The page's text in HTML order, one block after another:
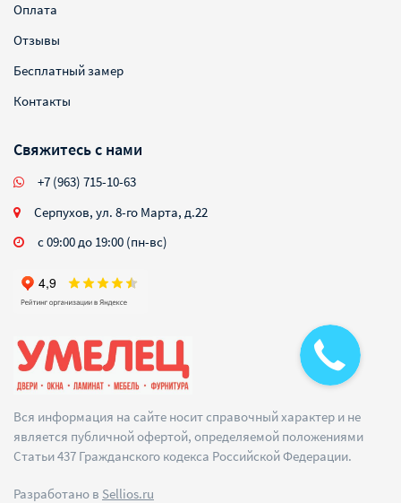
Вся информация на сайте носит справочный характер и не
является публичной офертой, определяемой положениями
Статьи 437 Гражданского кодекса Российской Федерации.
Разработано в Sellios.ru
Оплата
Отзывы
Бесплатный замер
Контакты
Свяжитесь с нами
+7 (963) 715-10-63
Серпухов, ул. 8-го Марта, д.22
с 09:00 до 19:00 (пн-вс)